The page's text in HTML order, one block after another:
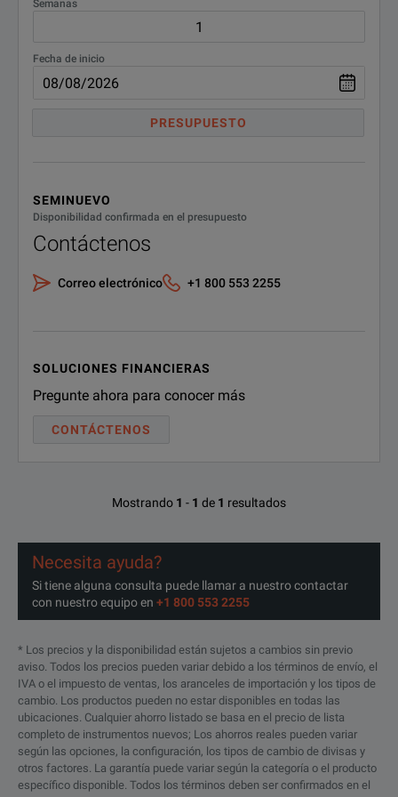
Semanas
Fecha de inicio
PRESUPUESTO
SEMINUEVO
Disponibilidad confirmada en el presupuesto
Contáctenos
Correo electrónico +1 800 553 2255
SOLUCIONES FINANCIERAS
Pregunte ahora para conocer más
CONTÁCTENOS
Mostrando 1 - 1 de 1 resultados
Necesita ayuda?
Si tiene alguna consulta puede llamar a nuestro contactar
con nuestro equipo en +1 800 553 2255
* Los precios y la disponibilidad están sujetos a cambios sin previo
aviso. Todos los precios pueden variar debido a los términos de envío, el
IVA o el impuesto de ventas, los aranceles de importación y los tipos de
cambio. Los productos pueden no estar disponibles en todas las
ubicaciones. Cualquier ahorro listado se basa en el precio de lista
completo de instrumentos nuevos; Los ahorros reales pueden variar
según las opciones, la configuración, los tipos de cambio de divisas y
otros factores. La garantía puede variar según la categoría o el producto
específico disponible. Todos los términos deben ser confirmados en el
4609
26.5-40